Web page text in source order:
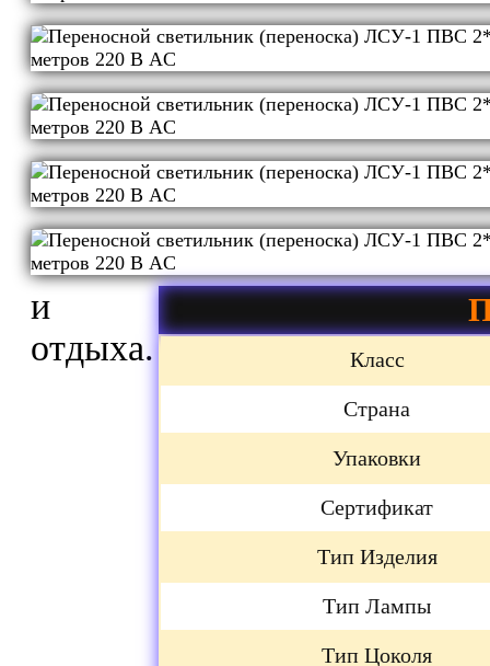
Класс
Страна
Упаковки
Сертификат
Тип Изделия
Тип Лампы
Тип Цоколя
и
отдыха.